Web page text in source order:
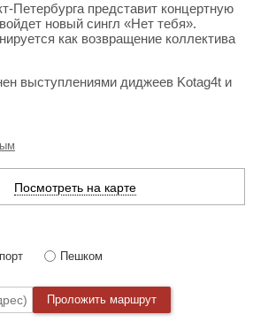
Петербурга представит концертную
новый сингл «Нет тебя».
как возвращение коллектива
выступлениями диджеев Kotag4t и
Посмотреть на карте
Пешком
Проложить маршрут